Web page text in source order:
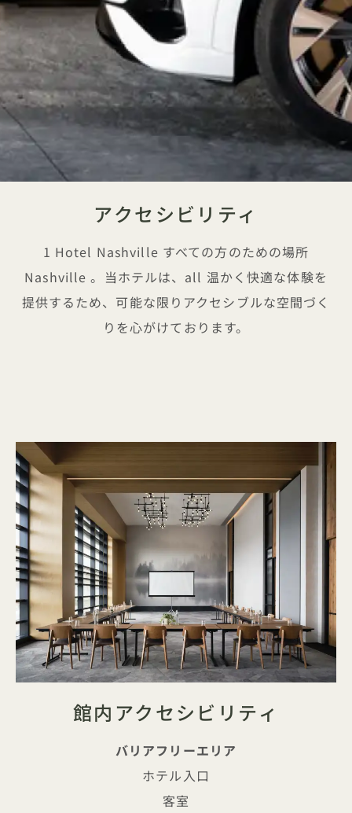
アクセシビリティ
1 Hotel Nashville すべての方のための場所
Nashville 。当ホテルは、all 温かく快適な体験を
提供するため、可能な限りアクセシブルな空間づく
りを心がけております。
館内アクセシビリティ
バリアフリーエリア
ホテル入口
客室